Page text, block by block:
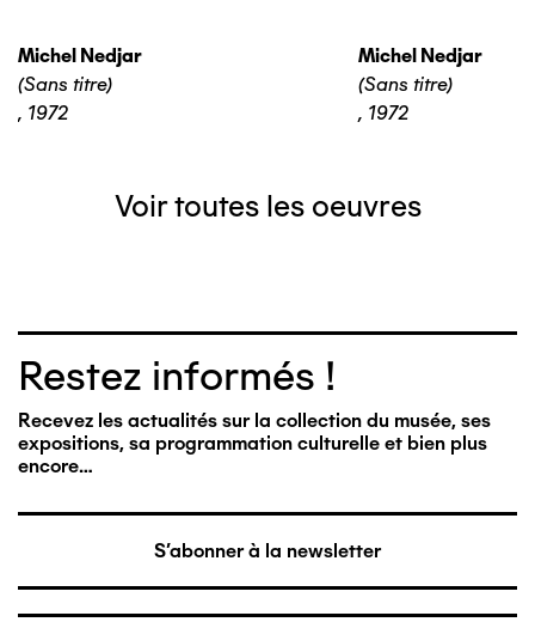
Michel Nedjar
(Sans titre)
, 1972
Michel Nedjar
(Sans titre)
, 1972
Voir toutes les oeuvres
Restez informés !
Recevez les actualités sur la collection du musée, ses
expositions, sa programmation culturelle et bien plus
encore…
S'abonner à la newsletter